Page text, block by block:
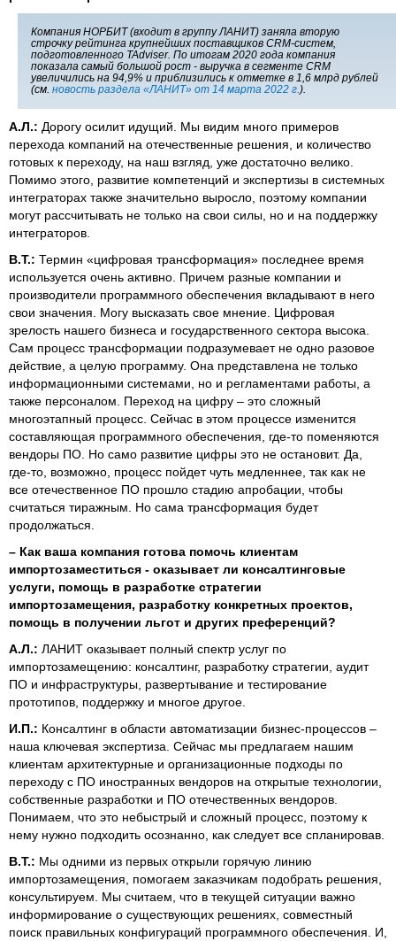
Компания НОРБИТ (входит в группу ЛАНИТ) заняла вторую
строчку рейтинга крупнейших поставщиков CRM-систем,
подготовленного TAdviser. По итогам 2020 года компания
показала самый большой рост - выручка в сегменте CRM
увеличились на 94,9% и приблизились к отметке в 1,6 млрд рублей
(см. новость раздела «ЛАНИТ» от 14 марта 2022 г. ).
А.Л.: Дорогу осилит идущий. Мы видим много примеров
перехода компаний на отечественные решения, и количество
готовых к переходу, на наш взгляд, уже достаточно велико.
Помимо этого, развитие компетенций и экспертизы в системных
интеграторах также значительно выросло, поэтому компании
могут рассчитывать не только на свои силы, но и на поддержку
интеграторов.
В.Т.: Термин «цифровая трансформация» последнее время
используется очень активно. Причем разные компании и
производители программного обеспечения вкладывают в него
свои значения. Могу высказать свое мнение. Цифровая
зрелость нашего бизнеса и государственного сектора высока.
Сам процесс трансформации подразумевает не одно разовое
действие, а целую программу. Она представлена не только
информационными системами, но и регламентами работы, а
также персоналом. Переход на цифру – это сложный
многоэтапный процесс. Сейчас в этом процессе изменится
составляющая программного обеспечения, где-то поменяются
вендоры ПО. Но само развитие цифры это не остановит. Да,
где-то, возможно, процесс пойдет чуть медленнее, так как не
все отечественное ПО прошло стадию апробации, чтобы
считаться тиражным. Но сама трансформация будет
продолжаться.
– Как ваша компания готова помочь клиентам
импортозаместиться - оказывает ли консалтинговые
услуги, помощь в разработке стратегии
импортозамещения, разработку конкретных проектов,
помощь в получении льгот и других преференций?
А.Л.: ЛАНИТ оказывает полный спектр услуг по
импортозамещению: консалтинг, разработку стратегии, аудит
ПО и инфраструктуры, развертывание и тестирование
прототипов, поддержку и многое другое.
И.П.: Консалтинг в области автоматизации бизнес-процессов –
наша ключевая экспертиза. Сейчас мы предлагаем нашим
клиентам архитектурные и организационные подходы по
переходу с ПО иностранных вендоров на открытые технологии,
собственные разработки и ПО отечественных вендоров.
Понимаем, что это небыстрый и сложный процесс, поэтому к
нему нужно подходить осознанно, как следует все спланировав.
В.Т.: Мы одними из первых открыли горячую линию
импортозамещения, помогаем заказчикам подобрать решения,
консультируем. Мы считаем, что в текущей ситуации важно
информирование о существующих решениях, совместный
поиск правильных конфигураций программного обеспечения. И,